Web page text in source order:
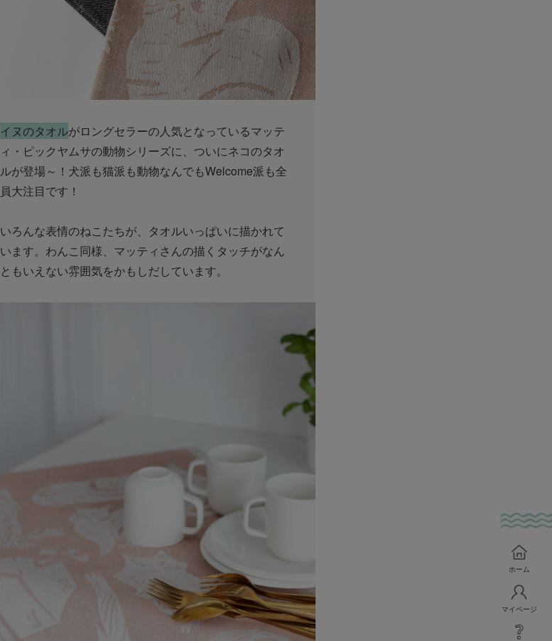
ホーム
マイページ
イヌのタオルがロングセラーの人気となっているマッテ
ィ・ピックヤムサの動物シリーズに、ついにネコのタオ
ルが登場～！犬派も猫派も動物なんでもWelcome派も全
員大注目です！
いろんな表情のねこたちが、タオルいっぱいに描かれて
います。わんこ同様、マッティさんの描くタッチがなん
ともいえない雰囲気をかもしだしています。